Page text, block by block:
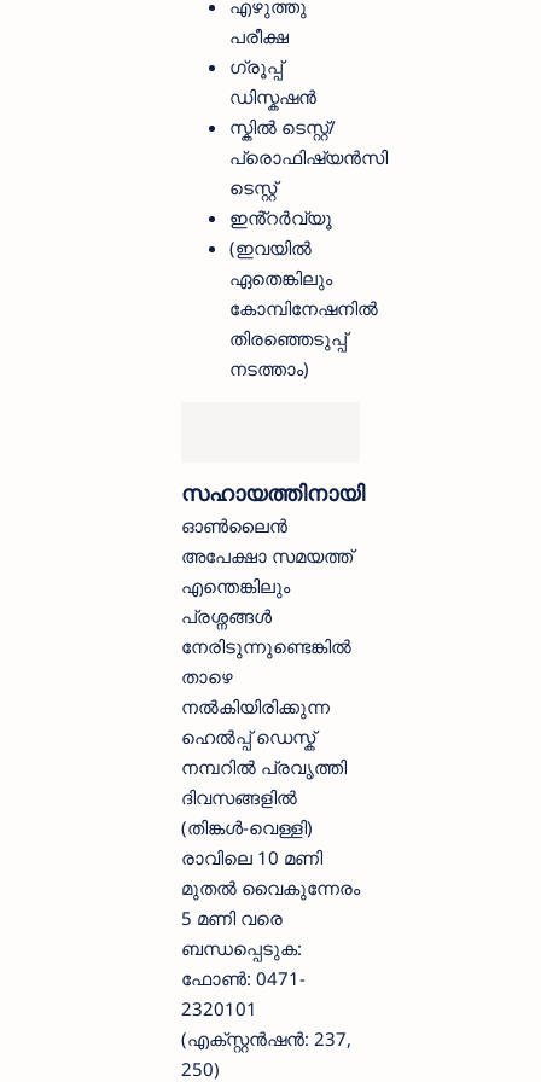
എഴുത്തു
പരീക്ഷ
ഗ്രൂപ്പ്
ഡിസ്കഷൻ
സ്കിൽ ടെസ്റ്റ്/
പ്രൊഫിഷ്യൻസി
ടെസ്റ്റ്
ഇൻ്റർവ്യൂ
(ഇവയിൽ
ഏതെങ്കിലും
കോമ്പിനേഷനിൽ
തിരഞ്ഞെടുപ്പ്
നടത്താം)
സഹായത്തിനായി
ഓൺലൈൻ
അപേക്ഷാ സമയത്ത്
എന്തെങ്കിലും
പ്രശ്നങ്ങൾ
നേരിടുന്നുണ്ടെങ്കിൽ
താഴെ
നൽകിയിരിക്കുന്ന
ഹെൽപ്പ് ഡെസ്ക്
നമ്പറിൽ പ്രവൃത്തി
ദിവസങ്ങളിൽ
(തിങ്കൾ-വെള്ളി)
രാവിലെ 10 മണി
മുതൽ വൈകുന്നേരം
5 മണി വരെ
ബന്ധപ്പെടുക:
ഫോൺ: 0471-
2320101
(എക്സ്റ്റൻഷൻ: 237,
250)